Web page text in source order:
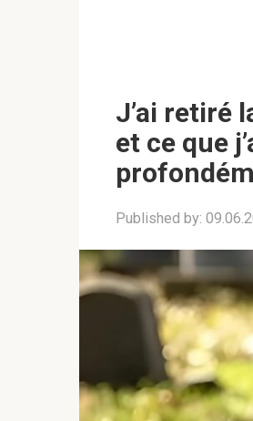
J’ai retiré
et ce que
Published by: